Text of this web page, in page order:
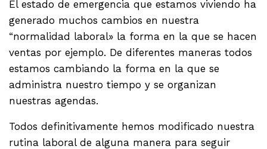
El estado de emergencia que estamos viviendo ha
generado muchos cambios en nuestra
“normalidad laboral» la forma en la que se hacen
ventas por ejemplo. De diferentes maneras todos
estamos cambiando la forma en la que se
administra nuestro tiempo y se organizan
nuestras agendas.
Todos definitivamente hemos modificado nuestra
rutina laboral de alguna manera para seguir